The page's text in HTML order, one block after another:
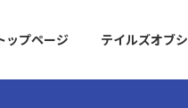
ップページ テイルズオブ